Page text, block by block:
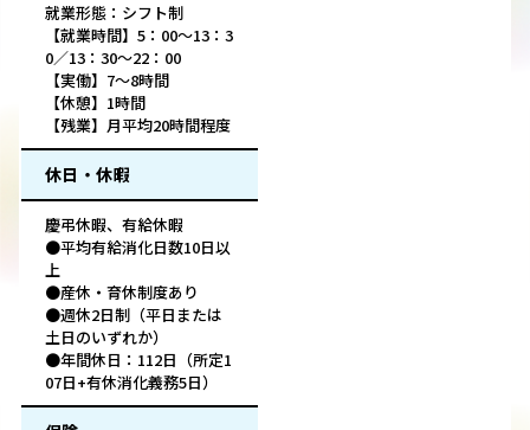
就業形態：シフト制
【就業時間】5：00〜13：3
0／13：30〜22：00
【実働】7～8時間
【休憩】1時間
【残業】月平均20時間程度
休日・休暇
慶弔休暇、有給休暇
●平均有給消化日数10日以
上
●産休・育休制度あり
●週休2日制（平日または
土日のいずれか）
●年間休日：112日（所定1
07日+有休消化義務5日）